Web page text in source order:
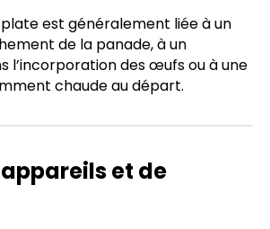
est généralement liée à un
de la panade, à un
l’incorporation des œufs ou à une
chaude au départ.
et de